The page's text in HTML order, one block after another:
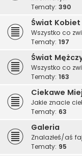
Tematy: 390
Świat Kobiet
Wszystko co
Tematy: 197
Świat
Wszystko co
Tematy: 163
Ciekawe
Jakie znacie
Tematy: 63
Galeria
Znalazłeś/aś
Tematy: 95